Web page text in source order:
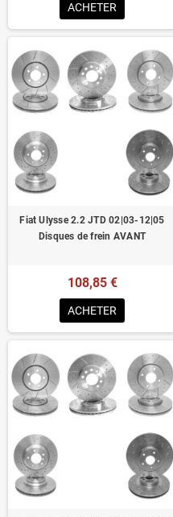
ACHETER
Fiat Ulysse 2.2 JTD 02|03-12|05
Disques de frein AVANT
108,85 €
ACHETER